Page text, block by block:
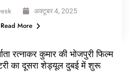
अक्टूबर 4, 2025
Read More
रत्नाकर कुमार की भोजपुरी फिल्म
का दूसरा शेड्यूल दुबई में शुरू